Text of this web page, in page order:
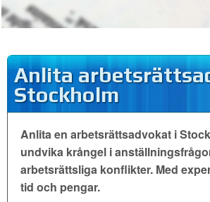
Anlita
Stockholm
Anlita en arbetsrättsadvokat i
undvika krångel i
arbetsrättsliga konflikter. Med
tid och pengar.